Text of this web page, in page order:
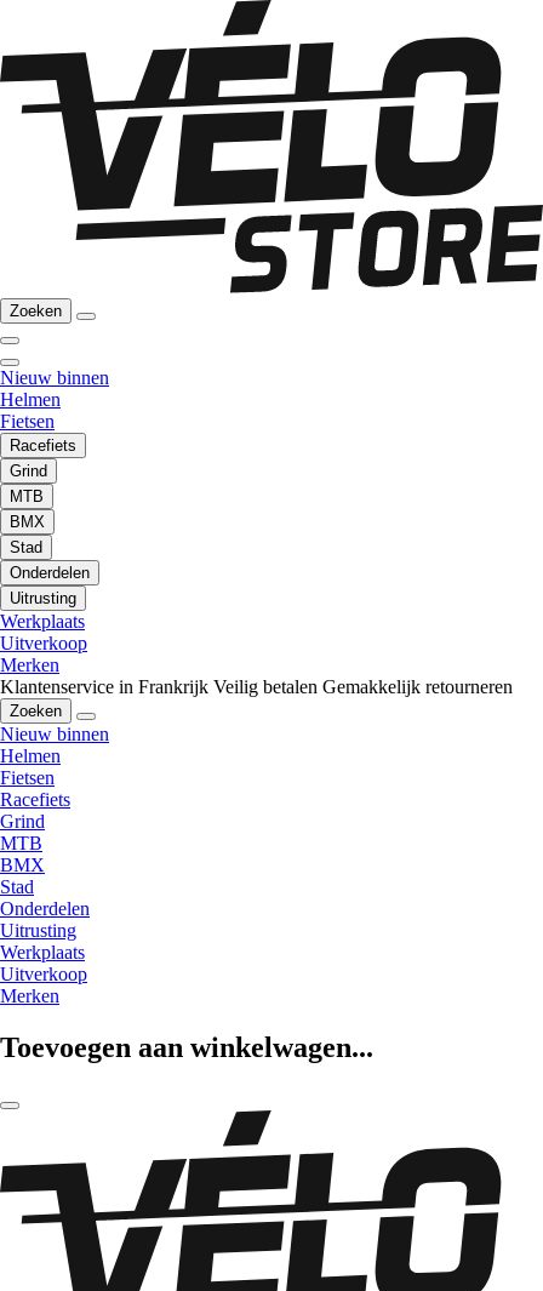
Zoeken
Nieuw binnen
Helmen
Fietsen
Racefiets
Grind
MTB
BMX
Stad
Onderdelen
Uitrusting
Werkplaats
Uitverkoop
Merken
Klantenservice in Frankrijk Veilig betalen Gemakkelijk retourneren
Zoeken
Nieuw binnen
Helmen
Fietsen
Racefiets
Grind
MTB
BMX
Stad
Onderdelen
Uitrusting
Werkplaats
Uitverkoop
Merken
Toevoegen aan winkelwagen...